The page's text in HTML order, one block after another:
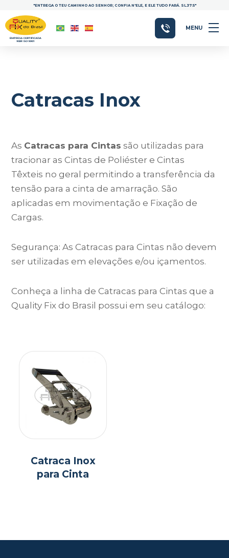
"ENTREGA O TEU CAMINHO AO SENHOR; CONFIA N'ELE, E ELE TUDO FARÁ. SL.37:5"
MENU
Catracas Inox
As Catracas para Cintas são utilizadas para
tracionar as Cintas de Poliéster e Cintas
Têxteis no geral permitindo a transferência da
tensão para a cinta de amarração. São
aplicadas em movimentação e Fixação de
Cargas.
Segurança: As Catracas para Cintas não devem
ser utilizadas em elevações e/ou içamentos.
Conheça a linha de Catracas para Cintas que a
Quality Fix do Brasil possui em seu catálogo:
Catraca Inox
para Cinta